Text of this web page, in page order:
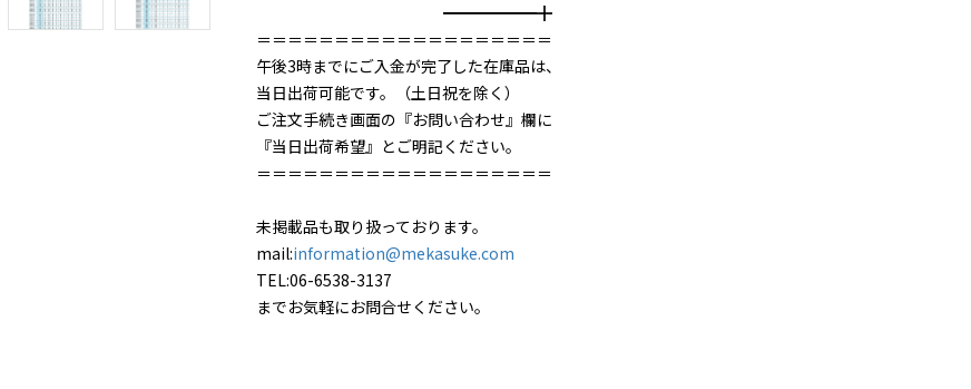
━━━━━━╋
＝＝＝＝＝＝＝＝＝＝＝＝＝＝＝＝＝＝＝
午後3時までにご入金が完了した在庫品は、
当日出荷可能です。（土日祝を除く）
ご注文手続き画面の『お問い合わせ』欄に
『当日出荷希望』とご明記ください。
＝＝＝＝＝＝＝＝＝＝＝＝＝＝＝＝＝＝＝
未掲載品も取り扱っております。
mail:information@mekasuke.com
TEL:06-6538-3137
までお気軽にお問合せください。